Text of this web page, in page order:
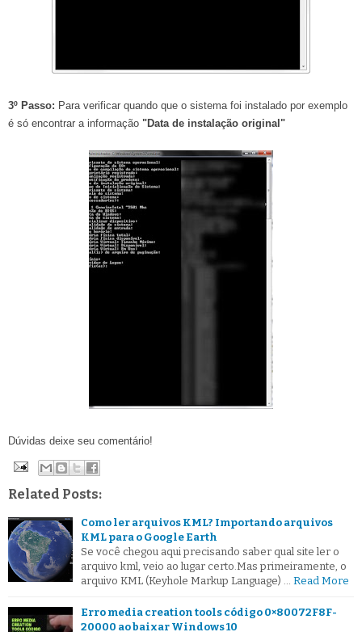
3º Passo: Para verificar quando que o sistema foi instalado por exemplo
é só encontrar a informação "Data de instalação original"
Dúvidas deixe seu comentário!
Related Posts:
Como ler arquivos KML? Importando arquivos
KML para o Google Earth
Se você chegou aqui precisando saber qual site ler o
arquivo kml, veio ao lugar certo.Mas primeiramente, o
arquivo KML (Keyhole Markup Language) …
Read More
Erro media creation tools código 0×80072F8F-
20000 ao baixar Windows 10